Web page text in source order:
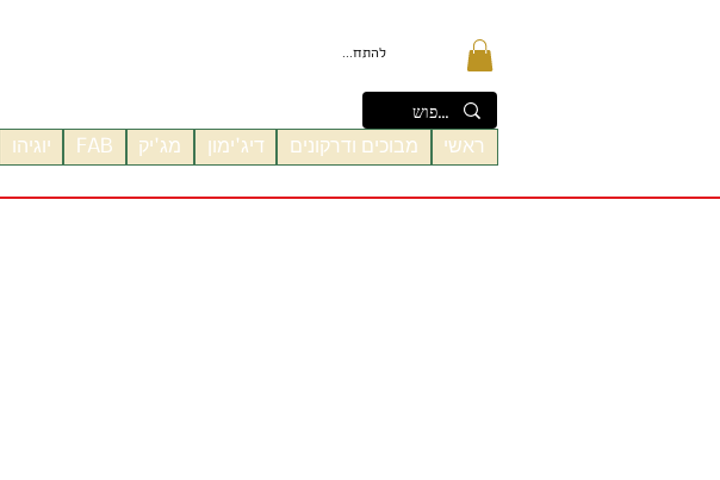
להתחברות
ראשי מבוכים ודרקונים דיג'ימון מג'יק FAB יוגיהו